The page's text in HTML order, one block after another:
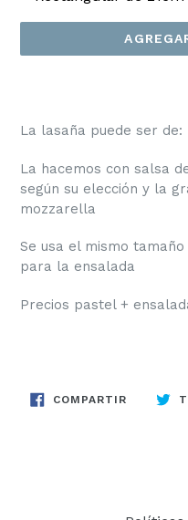
La lasaña puede ser
La hacemos con salsa
según su elección y la
mozzarella
Se usa el mismo
para la ensalada
Precios pastel +
COMPARTIR